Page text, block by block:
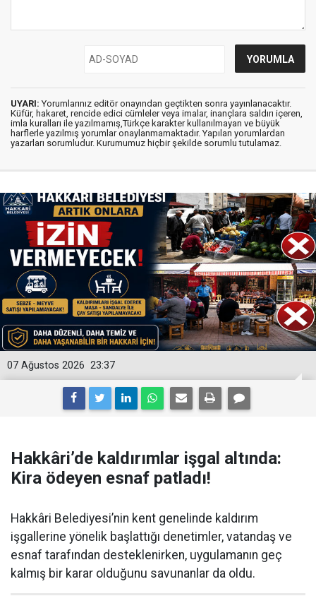
UYARI: Yorumlarınız editör onayından geçtikten sonra yayınlanacaktır.
Küfür, hakaret, rencide edici cümleler veya imalar, inançlara saldırı içeren,
imla kuralları ile yazılmamış,Türkçe karakter kullanılmayan ve büyük
harflerle yazılmış yorumlar onaylanmamaktadır. Yapılan yorumlardan
yazarları sorumludur. Kurumumuz hiçbir şekilde sorumlu tutulamaz.
23:37
07 Ağustos 2026
Hakkâri’de kaldırımlar işgal altında:
Kira ödeyen esnaf patladı!
Hakkâri Belediyesi’nin kent genelinde kaldırım
işgallerine yönelik başlattığı denetimler, vatandaş ve
esnaf tarafından desteklenirken, uygulamanın geç
kalmış bir karar olduğunu savunanlar da oldu.